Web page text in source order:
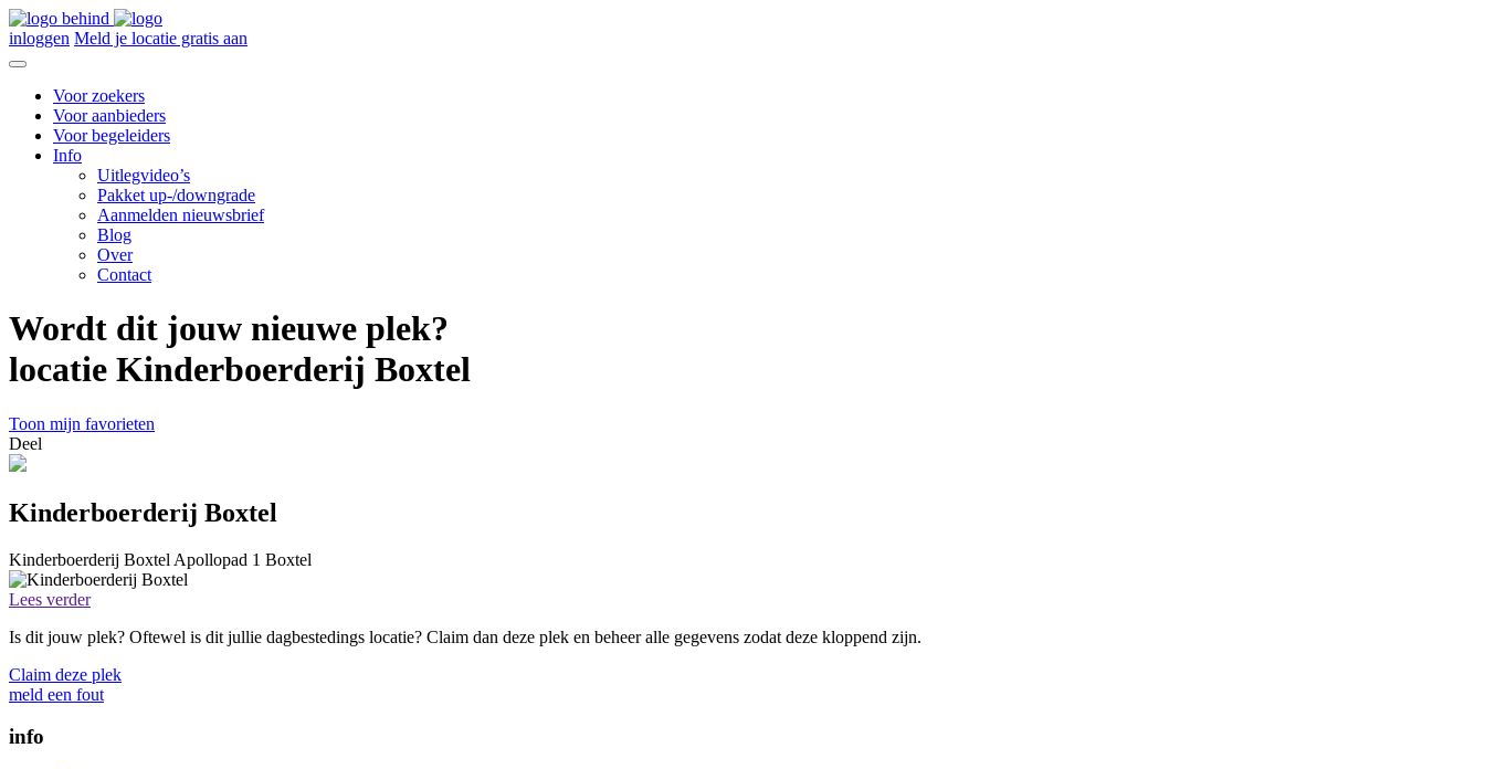
inloggen Meld je locatie gratis aan
Voor zoekers
Voor aanbieders
Voor begeleiders
Info
Uitlegvideo’s
Pakket up-/downgrade
Aanmelden nieuwsbrief
Blog
Over
Contact
Wordt dit jouw nieuwe plek?
locatie Kinderboerderij Boxtel
Toon mijn favorieten
Deel
Kinderboerderij Boxtel
Kinderboerderij Boxtel Apollopad 1 Boxtel
Lees verder
Is dit jouw plek? Oftewel is dit jullie dagbestedings locatie? Claim dan deze plek en beheer alle gegevens zodat deze kloppend zijn.
Claim deze plek
meld een fout
info